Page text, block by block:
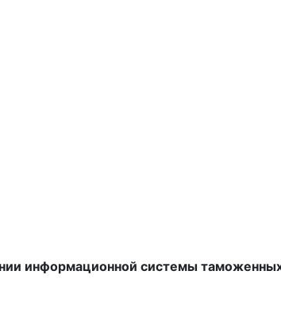
информационной системы